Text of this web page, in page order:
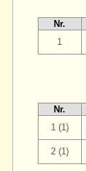
Nr.
1
Nr.
1 (1)
2 (1)